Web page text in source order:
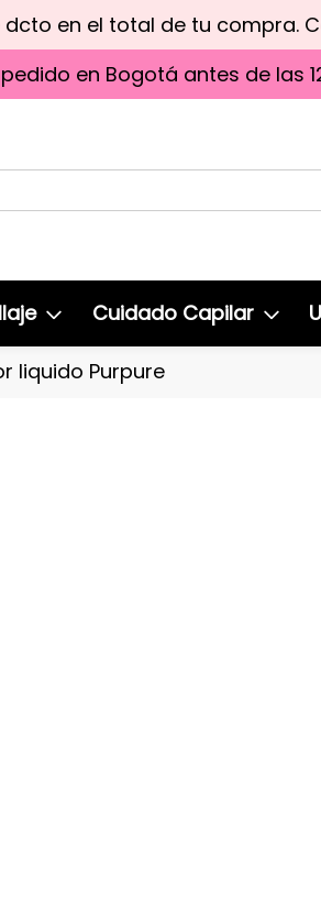
dcto en el total de tu compra.
en Bogotá antes de las
Cuidado Capilar
liquido Purpure